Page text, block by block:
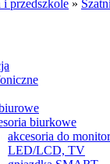
i przedszkole »
biurkowe
akcesoria do
LED/LCD, TV